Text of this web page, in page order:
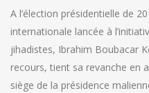
A l’élection présidentielle de
internationale lancée à
jihadistes, Ibrahim Boubacar
recours, tient sa revanche en
siège de la présidence